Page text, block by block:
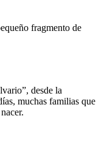
fragmento de
desde la
muchas familias que